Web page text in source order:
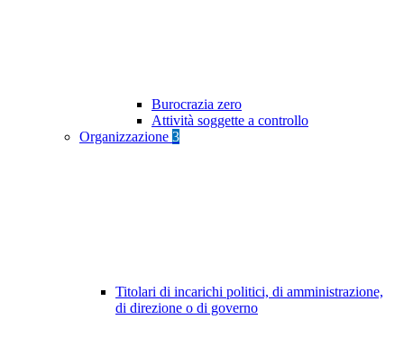
Burocrazia zero
Attività soggette a controllo
Organizzazione 3
Titolari di incarichi politici, di amministrazione,
di direzione o di governo